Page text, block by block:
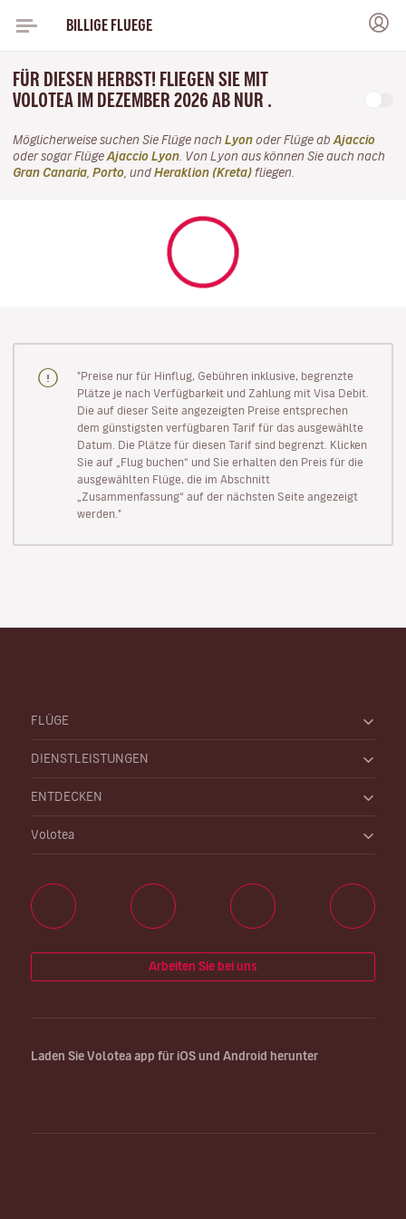
BILLIGE FLUEGE
FÜR DIESEN HERBST! FLIEGEN SIE MIT
VOLOTEA IM DEZEMBER 2026 AB NUR .
Möglicherweise suchen Sie Flüge nach Lyon oder Flüge ab Ajaccio
oder sogar Flüge Ajaccio Lyon . Von Lyon aus können Sie auch nach
Gran Canaria Porto , und Heraklion (Kreta) fliegen.
"Preise nur für Hinflug, Gebühren inklusive, begrenzte
Plätze je nach Verfügbarkeit und Zahlung mit Visa Debit.
Die auf dieser Seite angezeigten Preise entsprechen
dem günstigsten verfügbaren Tarif für das ausgewählte
Datum. Die Plätze für diesen Tarif sind begrenzt. Klicken
Sie auf „Flug buchen“ und Sie erhalten den Preis für die
ausgewählten Flüge, die im Abschnitt
„Zusammenfassung“ auf der nächsten Seite angezeigt
werden."
FLÜGE
DIENSTLEISTUNGEN
ENTDECKEN
Volotea
Arbeiten Sie bei uns
Laden Sie Volotea app für iOS und Android herunter